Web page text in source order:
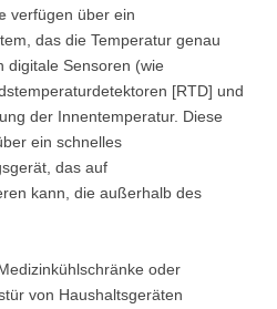
verfügen über ein
das die Temperatur genau
digitale Sensoren (wie
[RTD] und
der Innentemperatur. Diese
ein schnelles
das auf
kann, die außerhalb des
oder
von Haushaltsgeräten